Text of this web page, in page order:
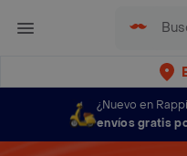
¿Nuevo en
envíos gratis